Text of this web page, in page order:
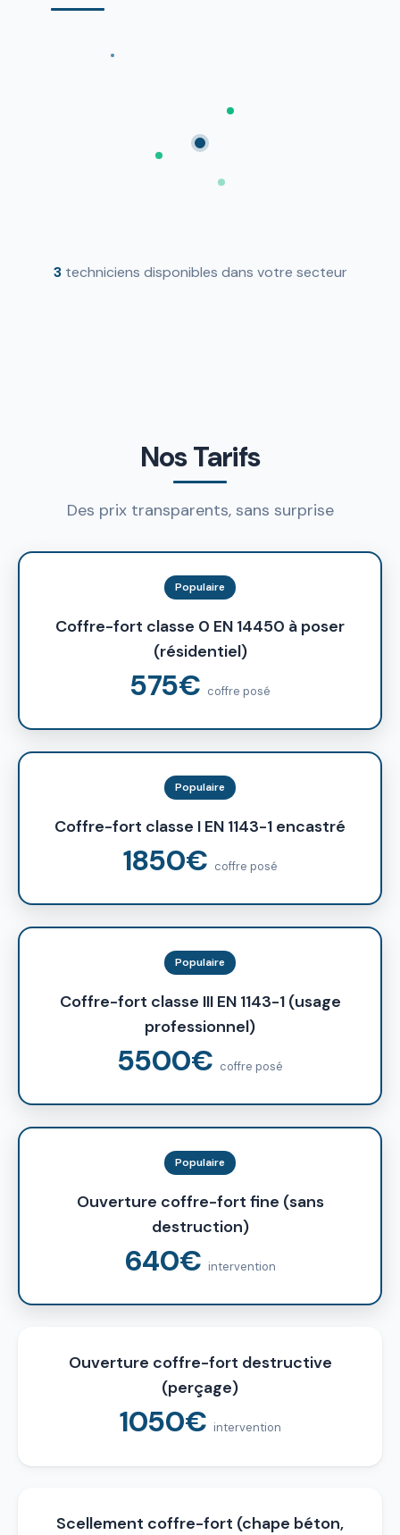
3techniciens disponibles dans votre secteur
Nos Tarifs
Des prix transparents, sans surprise
Populaire
Coffre-fort classe 0 EN 14450 à poser
(résidentiel)
575€ coffre posé
Populaire
Coffre-fort classe I EN 1143-1 encastré
1850€ coffre posé
Populaire
Coffre-fort classe III EN 1143-1 (usage
professionnel)
5500€ coffre posé
Populaire
Ouverture coffre-fort fine (sans
destruction)
640€ intervention
Ouverture coffre-fort destructive
(perçage)
1050€ intervention
Scellement coffre-fort (chape béton,